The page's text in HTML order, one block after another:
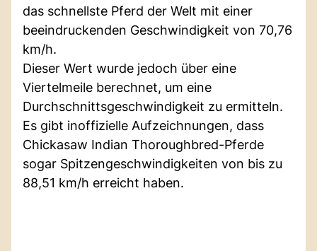
das schnellste Pferd der Welt mit einer
beeindruckenden Geschwindigkeit von 70,76
km/h.
Dieser Wert wurde jedoch über eine
Viertelmeile berechnet, um eine
Durchschnittsgeschwindigkeit zu ermitteln.
Es gibt inoffizielle Aufzeichnungen, dass
Chickasaw Indian Thoroughbred-Pferde
sogar Spitzengeschwindigkeiten von bis zu
88,51 km/h erreicht haben.